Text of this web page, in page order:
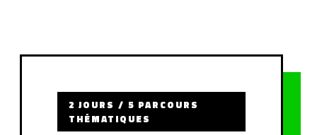
2 JOURS / 5 PARCOURS
THÉMATIQUES